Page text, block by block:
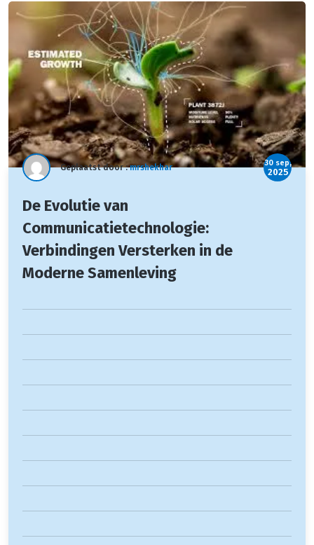
Geplaatst door :mrshekhar 30 sep,
2025
De Evolutie van
Communicatietechnologie:
Verbindingen Versterken in de
Moderne Samenleving